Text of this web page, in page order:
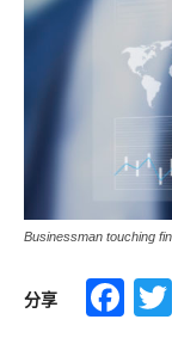
Businessman touching
分享